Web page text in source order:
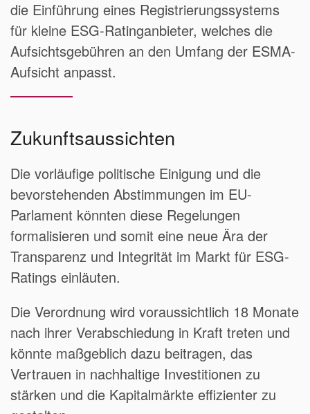
die Einführung eines Registrierungssystems
für kleine ESG-Ratinganbieter, welches die
Aufsichtsgebühren an den Umfang der ESMA-
Aufsicht anpasst.
Zukunftsaussichten
Die vorläufige politische Einigung und die
bevorstehenden Abstimmungen im EU-
Parlament könnten diese Regelungen
formalisieren und somit eine neue Ära der
Transparenz und Integrität im Markt für ESG-
Ratings einläuten.
Die Verordnung wird voraussichtlich 18 Monate
nach ihrer Verabschiedung in Kraft treten und
könnte maßgeblich dazu beitragen, das
Vertrauen in nachhaltige Investitionen zu
stärken und die Kapitalmärkte effizienter zu